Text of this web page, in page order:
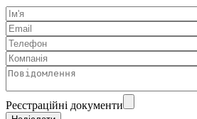
Реєстраційні документи